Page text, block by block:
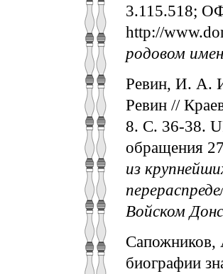
3.115.518;
http://
родовом
Ревин, И. А.
Ревин //
8. С. 36-38.
обращения
из
Войском
Сапожников,
биографии